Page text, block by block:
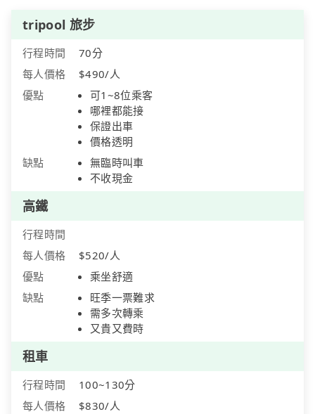
tripool 旅步
行程時間
70分
每人價格
$490/人
優點
可1~8位乘客
哪裡都能接
保證出車
價格透明
缺點
無臨時叫車
不收現金
高鐵
行程時間
每人價格
$520/人
優點
乘坐舒適
缺點
旺季一票難求
需多次轉乘
又貴又費時
租車
行程時間
100~130分
每人價格
$830/人